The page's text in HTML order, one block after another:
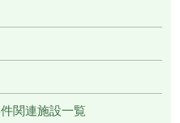
関連施設一覧